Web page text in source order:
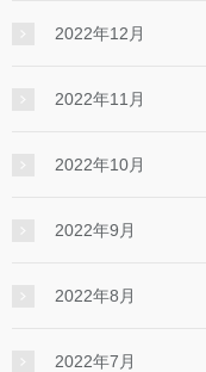
2022年12月
2022年11月
2022年10月
2022年9月
2022年8月
2022年7月